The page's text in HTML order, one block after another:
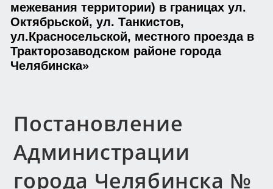
межевания территории) в границах ул.
Октябрьской, ул. Танкистов,
ул.Красносельской, местного проезда в
Тракторозаводском районе города
Челябинска»
Постановление
Администрации
города Челябинска №